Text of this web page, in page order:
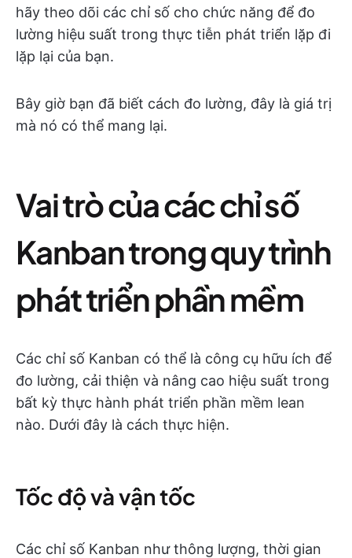
hãy theo dõi các chỉ số cho chức năng để đo
lường hiệu suất trong thực tiễn phát triển lặp đi
lặp lại của bạn.
Bây giờ bạn đã biết cách đo lường, đây là giá trị
mà nó có thể mang lại.
Vai trò của các chỉ số
Kanban trong quy trình
phát triển phần mềm
Các chỉ số Kanban có thể là công cụ hữu ích để
đo lường, cải thiện và nâng cao hiệu suất trong
bất kỳ thực hành phát triển phần mềm lean
nào. Dưới đây là cách thực hiện.
Tốc độ và vận tốc
Các chỉ số Kanban như thông lượng, thời gian